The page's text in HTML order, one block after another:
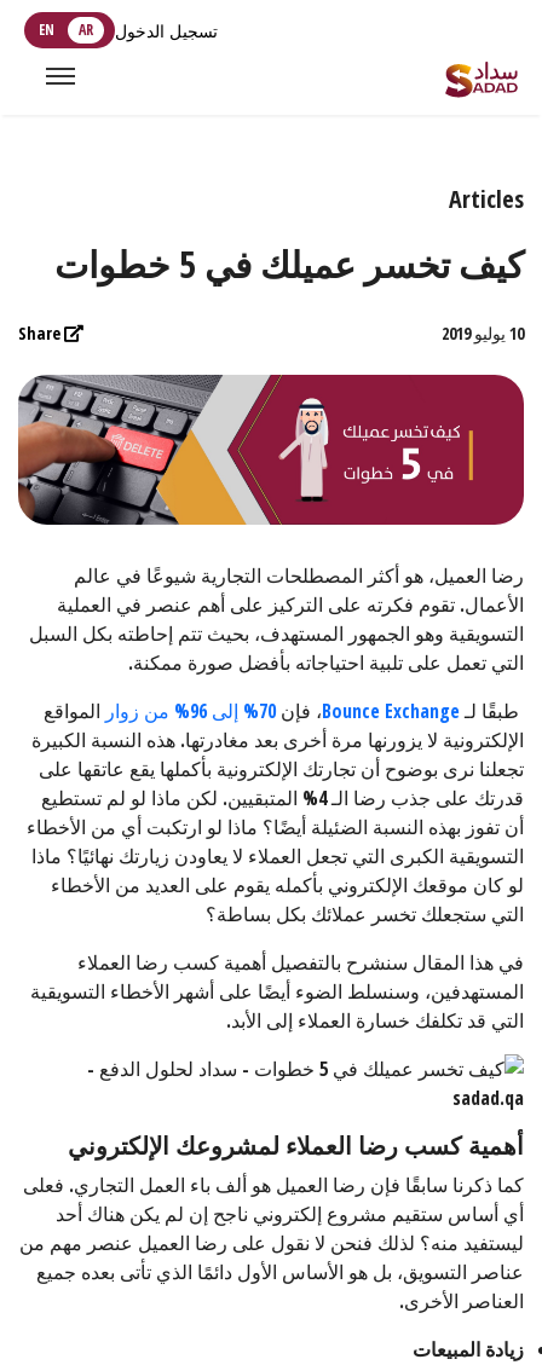
تسجيل الدخول EN AR
Articles
كيف تخسر عميلك في 5 خطوات
10 يوليو 2019 Share
رضا العميل، هو أكثر المصطلحات التجارية شيوعًا في عالم
الأعمال. تقوم فكرته على التركيز على أهم عنصر في العملية
التسويقية وهو الجمهور المستهدف، بحيث تتم إحاطته بكل السبل
التي تعمل على تلبية احتياجاته بأفضل صورة ممكنة.
طبقًا لـBounce Exchange، فإن70% إلى 96% من زوار
المواقع
الإلكترونية لا يزورنها مرة أخرى بعد مغادرتها. هذه النسبة الكبيرة
تجعلنا نرى بوضوح أن تجارتك الإلكترونية بأكملها يقع عاتقها على
قدرتك على جذب رضا الـ 4% المتبقيين. لكن ماذا لو لم تستطيع
أن تفوز بهذه النسبة الضئيلة أيضًا؟ ماذا لو ارتكبت أي من الأخطاء
التسويقية الكبرى التي تجعل العملاء لا يعاودن زيارتك نهائيًا؟ ماذا
لو كان موقعك الإلكتروني بأكمله يقوم على العديد من الأخطاء
التي ستجعلك تخسر عملائك بكل بساطة؟
في هذا المقال سنشرح بالتفصيل أهمية كسب رضا العملاء
المستهدفين، وسنسلط الضوء أيضًا على أشهر الأخطاء التسويقية
التي قد تكلفك خسارة العملاء إلى الأبد.
أهمية كسب رضا العملاء لمشروعك الإلكتروني
كما ذكرنا سابقًا فإن رضا العميل هو ألف باء العمل التجاري. فعلى
أي أساس ستقيم مشروع إلكتروني ناجح إن لم يكن هناك أحد
ليستفيد منه؟ لذلك فنحن لا نقول على رضا العميل عنصر مهم من
عناصر التسويق، بل هو الأساس الأول دائمًا الذي تأتى بعده جميع
العناصر الأخرى.
زيادة المبيعات